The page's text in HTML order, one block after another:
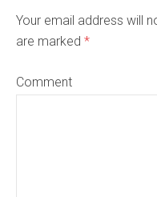
Your email address will
are marked *
Comment